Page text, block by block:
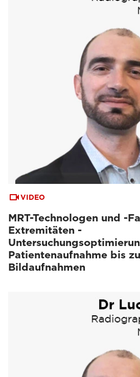
VIDEO
MRT-Technologen und -
Extremitäten -
Patientenaufnahme bis
Bildaufnahmen